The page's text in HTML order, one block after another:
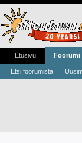
Etusivu Foorumi
Etsi foorumista